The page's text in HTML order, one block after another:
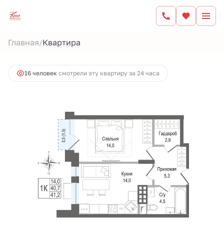
Главная/Квартира
Ипотекаот 37 665 руб.
16 человек смотрели эту квартиру за 24 часа